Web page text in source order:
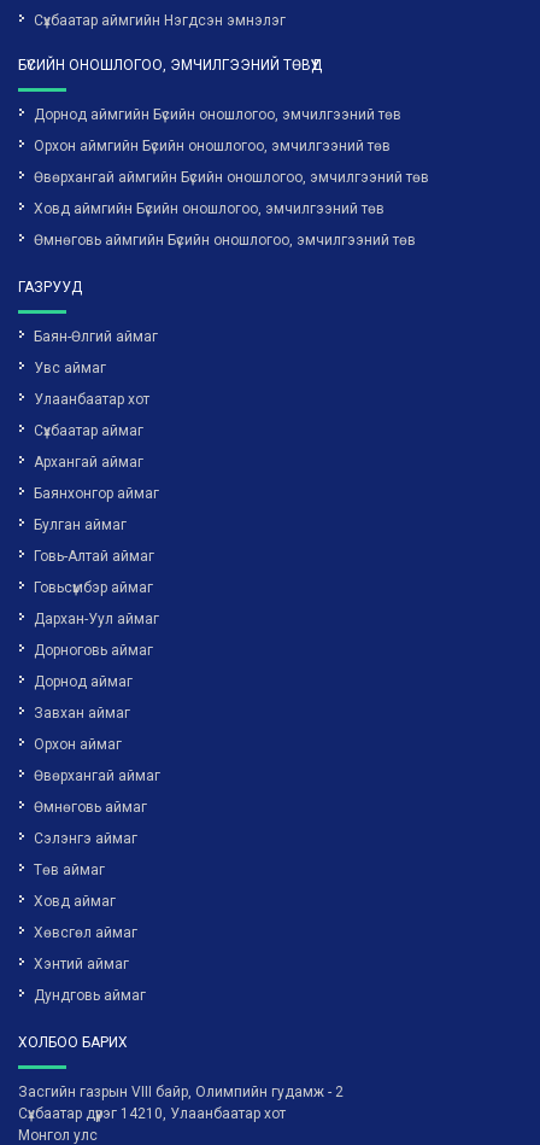
Сүхбаатар аймгийн Нэгдсэн эмнэлэг
БҮСИЙН ОНОШЛОГОО, ЭМЧИЛГЭЭНИЙ ТӨВҮҮД
Дорнод аймгийн Бүсийн оношлогоо, эмчилгээний төв
Орхон аймгийн Бүсийн оношлогоо, эмчилгээний төв
Өвөрхангай аймгийн Бүсийн оношлогоо, эмчилгээний төв
Ховд аймгийн Бүсийн оношлогоо, эмчилгээний төв
Өмнөговь аймгийн Бүсийн оношлогоо, эмчилгээний төв
ГАЗРУУД
Баян-Өлгий аймаг
Увс аймаг
Улаанбаатар хот
Сүхбаатар аймаг
Архангай аймаг
Баянхонгор аймаг
Булган аймаг
Говь-Алтай аймаг
Говьсүмбэр аймаг
Дархан-Уул аймаг
Дорноговь аймаг
Дорнод аймаг
Завхан аймаг
Орхон аймаг
Өвөрхангай аймаг
Өмнөговь аймаг
Сэлэнгэ аймаг
Төв аймаг
Ховд аймаг
Хөвсгөл аймаг
Хэнтий аймаг
Дундговь аймаг
ХОЛБОО БАРИХ
Засгийн газрын VIII байр, Олимпийн гудамж - 2
Сүхбаатар дүүрэг 14210, Улаанбаатар хот
Монгол улс